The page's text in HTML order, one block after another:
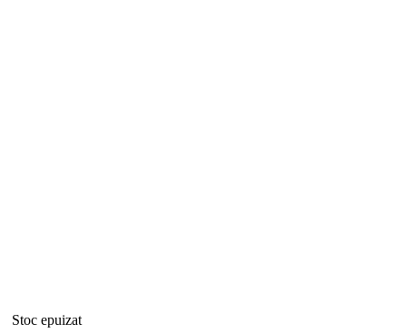
Stoc epuizat